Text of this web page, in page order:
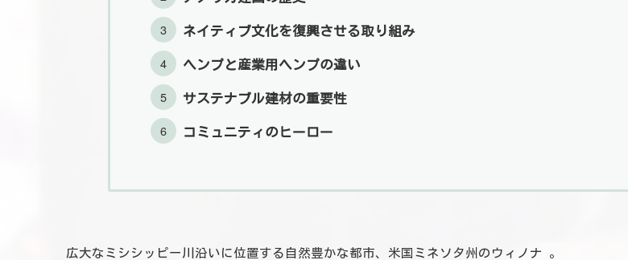
ネイティブ文化を復興させる取り組み
ヘンプと産業用ヘンプの違い
サステナブル建材の重要性
コミュニティのヒーロー
広大なミシシッピー川沿いに位置する自然豊かな都市、米国ミネソタ州のウィノナ 。